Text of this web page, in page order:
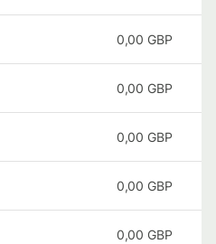
0,00 GBP
0,00 GBP
0,00 GBP
0,00 GBP
0,00 GBP